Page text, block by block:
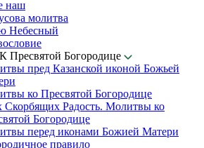
наш
молитва
Небесный
Пресвятой Богородице
пред Казанской иконой Божьей
ко Пресвятой Богородице
Скорбящих Радость. Молитвы ко
Богородице
перед иконами Божией Матери
правило